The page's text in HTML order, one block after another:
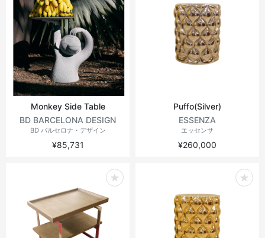
Monkey Side Table
BD BARCELONA DESIGN
BD バルセロナ・デザイン
¥85,731
Puffo(Silver)
ESSENZA
エッセンサ
¥260,000